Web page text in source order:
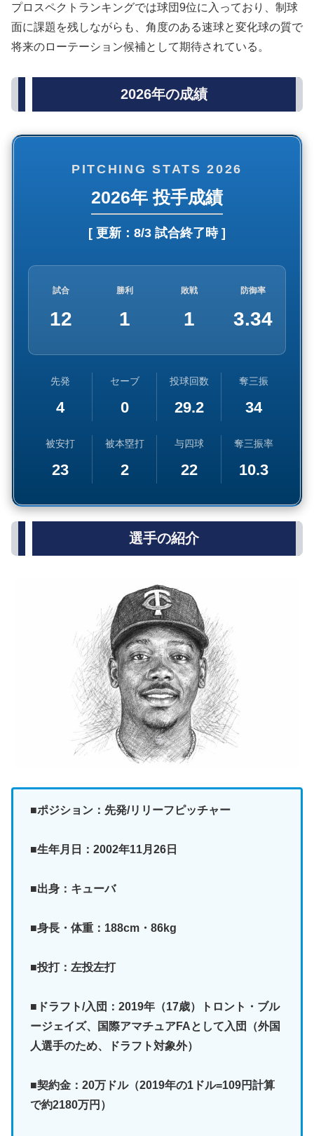
プロスペクトランキングでは球団9位に入っており、制球
面に課題を残しながらも、角度のある速球と変化球の質で
将来のローテーション候補として期待されている。
2026年の成績
PITCHING STATS 2026
2026年 投手成績
[ 更新： 8/3 試合終了時]
試合
12
勝利
1
敗戦
1
防御率
3.34
先発
4
セーブ
0
投球回数
29.2
奪三振
34
被安打
23
被本塁打
2
与四球
22
奪三振率
10.3
選手の紹介
■ポジション：先発/リリーフピッチャー
■生年月日：2002年11月26日
■出身：キューバ
■身長・体重：188cm・86kg
■投打：左投左打
■ドラフト/入団：2019年（17歳）トロント・ブル
ージェイズ、国際アマチュアFAとして入団（外国
人選手のため、ドラフト対象外）
■契約金：20万ドル（2019年の1ドル=109円計算
で約2180万円）